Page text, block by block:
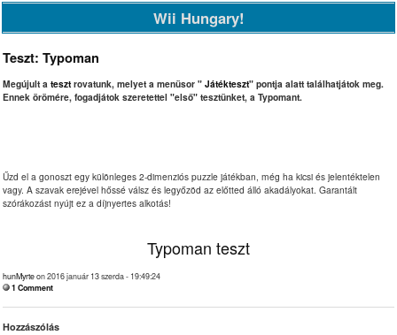
Wii Hungary!
Teszt: Typoman
Megújult a teszt rovatunk, melyet a menüsor " Játékteszt" pontja alatt találhatjátok meg.
Ennek örömére, fogadjátok szeretettel "első" tesztünket, a Typomant.
Űzd el a gonoszt egy különleges 2-dimenziós puzzle játékban, még ha kicsi és jelentéktelen
vagy. A szavak erejével hőssé válsz és legyőzöd az előtted álló akadályokat. Garantált
szórákozást nyújt ez a díjnyertes alkotás!
Typoman teszt
hunMyrteon 2016 január 13 szerda - 19:49:24
1 Comment
Hozzászólás